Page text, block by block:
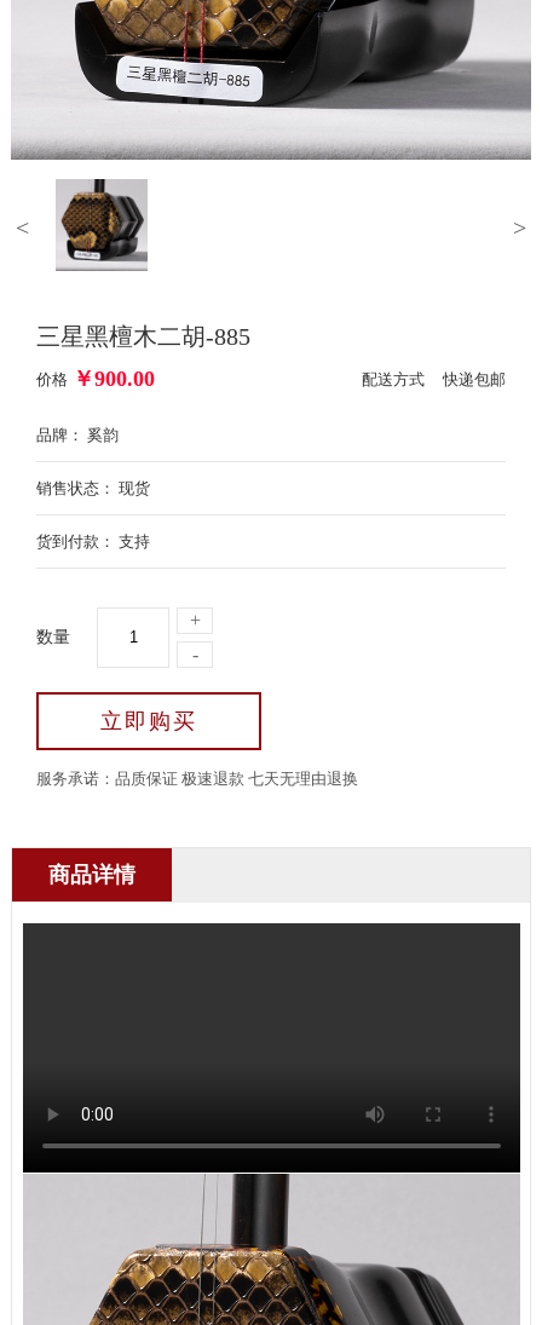
< >
三星黑檀木二胡-885
价格 ￥900.00 配送方式 快递包邮
品牌： 奚韵
销售状态： 现货
货到付款： 支持
数量
-
+
立即购买
服务承诺：品质保证 极速退款 七天无理由退换
商品详情